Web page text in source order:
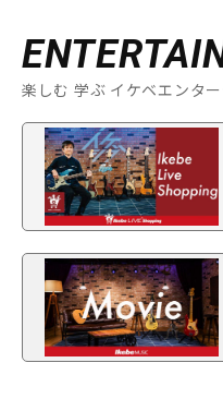
楽しむ 学ぶ イケベエンタ